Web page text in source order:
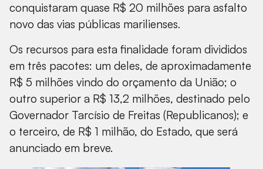
conquistaram quase R$ 20 milhões para asfalto
novo das vias públicas marilienses.
Os recursos para esta finalidade foram divididos
em três pacotes: um deles, de aproximadamente
R$ 5 milhões vindo do orçamento da União; o
outro superior a R$ 13,2 milhões, destinado pelo
Governador Tarcísio de Freitas (Republicanos); e
o terceiro, de R$ 1 milhão, do Estado, que será
anunciado em breve.